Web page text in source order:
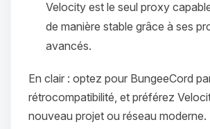
Velocity est le seul proxy
de manière stable grâce à ses
avancés.
En clair : optez pour BungeeCord
rétrocompatibilité, et préférez
nouveau projet ou réseau moderne.